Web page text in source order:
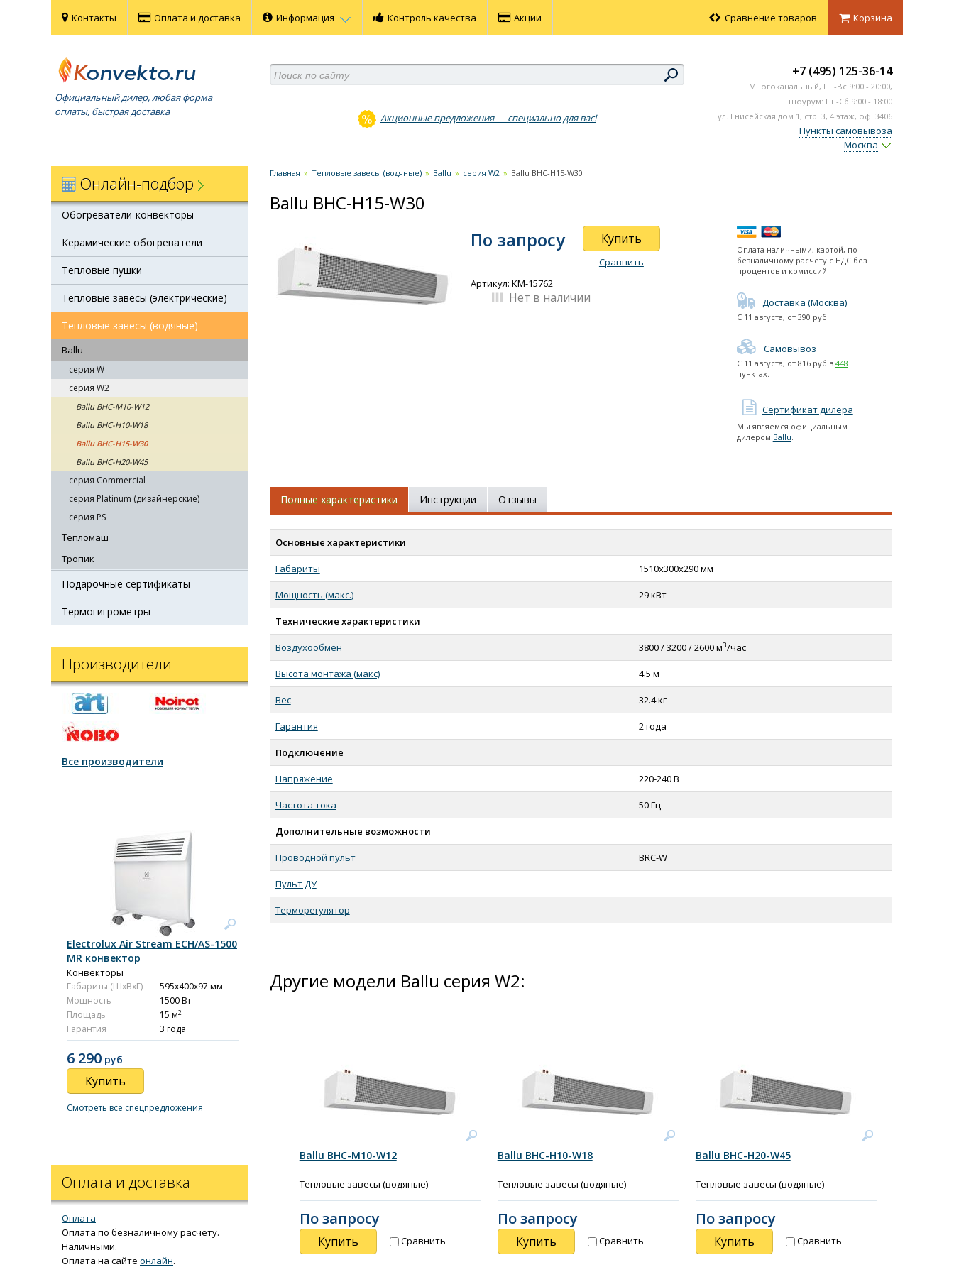
Сравнение товаров Корзина
Контакты Оплата и доставка Информация Контроль качества Акции
Официальный дилер, любая форма
оплаты, быстрая доставка
Акционные предложения — специально для вас!
+7 (495) 125-36-14
Многоканальный, Пн-Вс 9:00 - 20:00,
шоурум: Пн-Сб 9:00 - 18:00
ул. Енисейская дом 1, стр. 3, 4 этаж, оф. 3406
Пункты самовывоза
Москва
Онлайн-подбор
Обогреватели-конвекторы
Керамические обогреватели
Тепловые пушки
Тепловые завесы (электрические)
Тепловые завесы (водяные)
Ballu
серия W
серия W2
Ballu BHC-M10-W12
Ballu BHC-Н10-W18
Ballu BHC-Н15-W30
Ballu BHC-Н20-W45
серия Commercial
серия Platinum (дизайнерские)
серия PS
Тепломаш
Тропик
Подарочные сертификаты
Термогигрометры
Главная » Тепловые завесы (водяные) » Ballu » серия W2 » Ballu BHC-Н15-W30
Ballu BHC-Н15-W30
По запросу
Купить
Сравнить
Артикул: КМ-15762
Нет в наличии
Оплата наличными, картой, по
безналичному расчету с НДС без
процентов и комиссий.
Доставка (Москва)
С 11 августа, от 390 руб.
Самовывоз
С 11 августа, от 816руб в 448
пунктах.
Сертификат дилера
Мы являемся официальным
дилером Ballu.
Полные характеристики Инструкции Отзывы
Основные характеристики
Габариты 1510x300x290 мм
Мощность (макс.) 29 кВт
Технические характеристики
Воздухообмен 3800 / 3200 / 2600 м3/час
Высота монтажа (макс) 4.5 м
Вес 32.4 кг
Гарантия 2 года
Подключение
Напряжение 220-240 В
Частота тока 50 Гц
Дополнительные возможности
Проводной пульт BRC-W
Пульт ДУ
Терморегулятор
Другие модели Ballu серия W2:
Ballu BHC-M10-W12
Тепловые завесы (водяные)
По запросу
Купить Сравнить
Ballu BHC-Н10-W18
Тепловые завесы (водяные)
По запросу
Купить Сравнить
Ballu BHC-Н20-W45
Тепловые завесы (водяные)
По запросу
Купить Сравнить
Производители
Все производители
Electrolux Air Stream ECH/AS-1500
MR конвектор
Конвекторы
Габариты (ШxВxГ)
595x400x97 мм
Мощность
1500 Вт
Площадь
15 м2
Гарантия 3 года
6 290 руб
Купить
Смотреть все спецпредложения
Оплата и доставка
Оплата
Оплата по безналичному расчету.
Наличными.
Оплата на сайте онлайн.